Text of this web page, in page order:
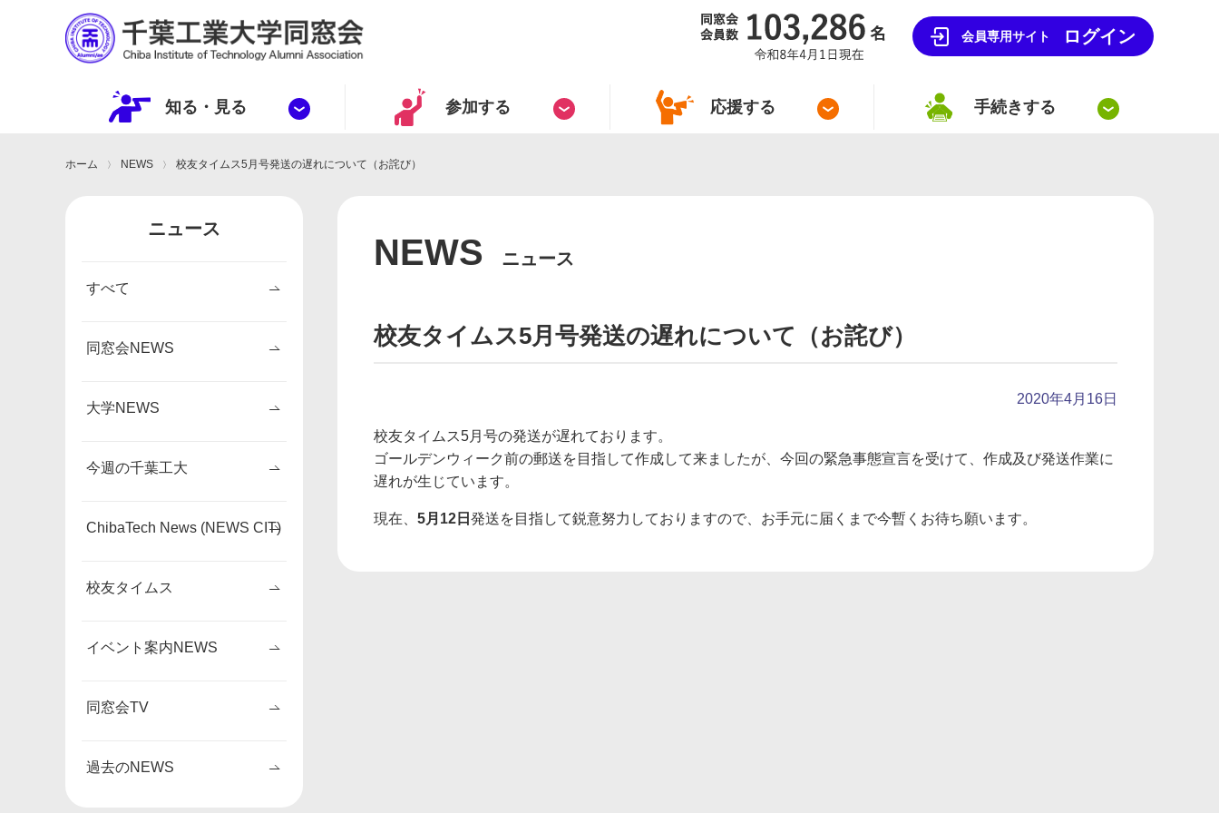
会員専用サイト ログイン
知る・ 見る 参加する 応援する 手続きする
ホーム NEWS 校友タイムス5月号発送の遅れについて（お詫び）
NEWS ニュース
校友タイムス5月号発送の遅れについて（お詫び）
2020年4月16日
校友タイムス5月号の発送が遅れております。
ゴールデンウィーク前の郵送を目指して作成して来ましたが、今回の緊急事態宣言を受けて、作成及び発送作業に
遅れが生じています。
現在、 5月12日 発送を目指して鋭意努力しておりますので、お手元に届くまで今暫くお待ち願います。
ニュース
すべて
同窓会NEWS
大学NEWS
今週の千葉工大
ChibaTech News (NEWS CIT)
校友タイムス
イベント案内NEWS
同窓会TV
過去のNEWS